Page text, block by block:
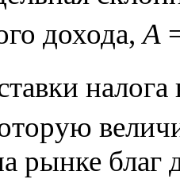
дохода,A
налога
рынке благ